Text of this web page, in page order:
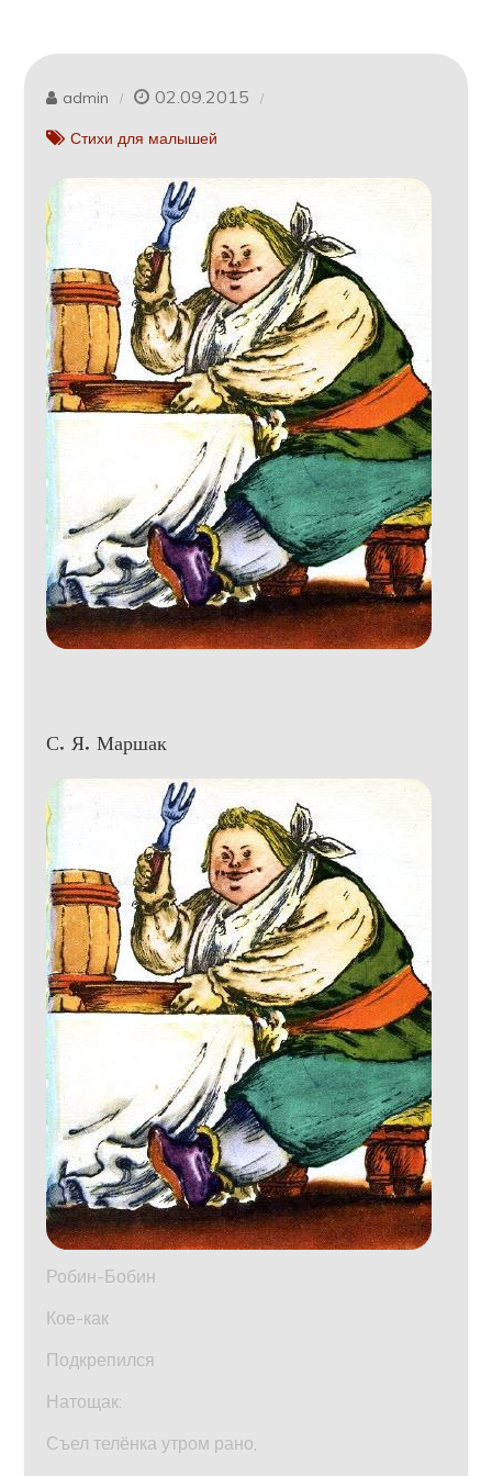
admin 02.09.2015
Стихи для малышей
С. Я. Маршак
Робин-Бобин
Кое-как
Подкрепился
Натощак:
Съел телёнка утром рано,